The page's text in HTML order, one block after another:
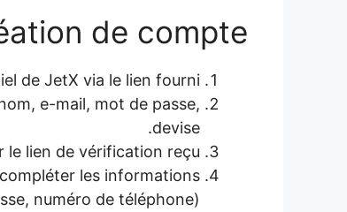
de compte
de JetX via le lien fourni.
e-mail, mot de passe,
devise.
lien de vérification reçu.
les informations
numéro de téléphone).